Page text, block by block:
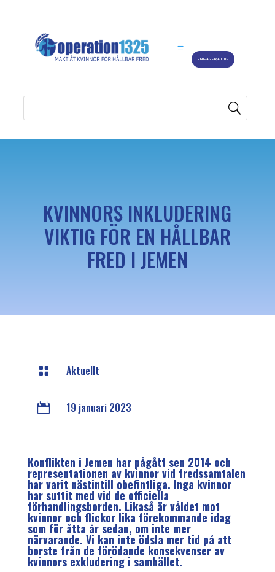
ENGAGERA DIG
KVINNORS INKLUDERING
VIKTIG FÖR EN HÅLLBAR
FRED I JEMEN
 Aktuellt
 19 januari 2023
Konflikten i Jemen har pågått sen 2014 och
representationen av kvinnor vid fredssamtalen
har varit nästintill obefintliga. Inga kvinnor
har suttit med vid de officiella
förhandlingsborden. Likaså är våldet mot
kvinnor och flickor lika förekommande idag
som för åtta år sedan, om inte mer
närvarande. Vi kan inte ödsla mer tid på att
borste från de förödande konsekvenser av
kvinnors exkludering i samhället.